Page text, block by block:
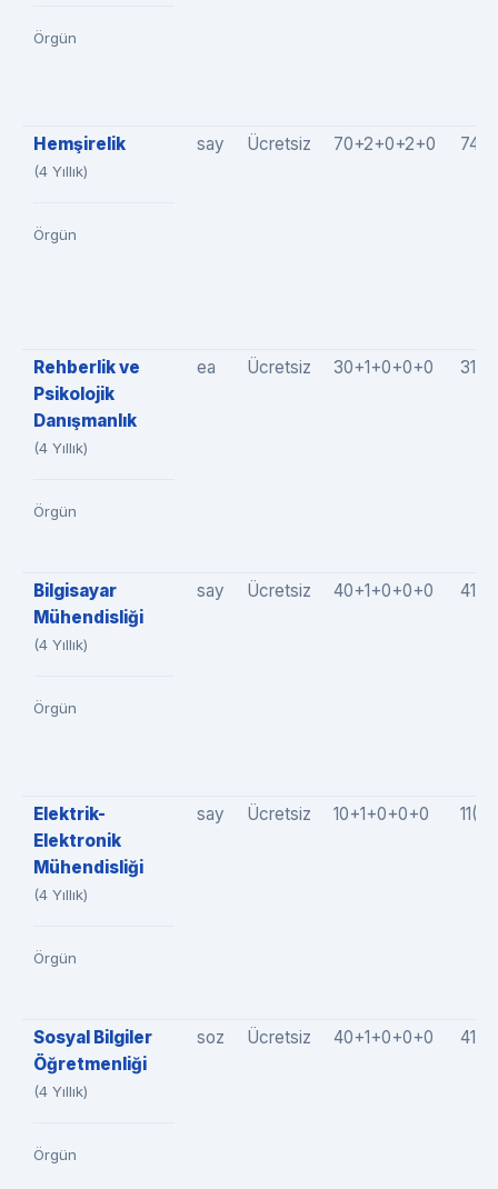
Örgün
Hemşirelik
(4 Yıllık)
Örgün
say Ücretsiz 70+2+0+2+0
Rehberlik ve
Psikolojik
Danışmanlık
(4 Yıllık)
Örgün
ea Ücretsiz 30+1+0+0+0
Bilgisayar
Mühendisliği
(4 Yıllık)
Örgün
say Ücretsiz 40+1+0+0+0
Elektrik-
Elektronik
Mühendisliği
(4 Yıllık)
Örgün
say Ücretsiz 10+1+0+0+0
Sosyal Bilgiler
Öğretmenliği
(4 Yıllık)
Örgün
soz Ücretsiz 40+1+0+0+0